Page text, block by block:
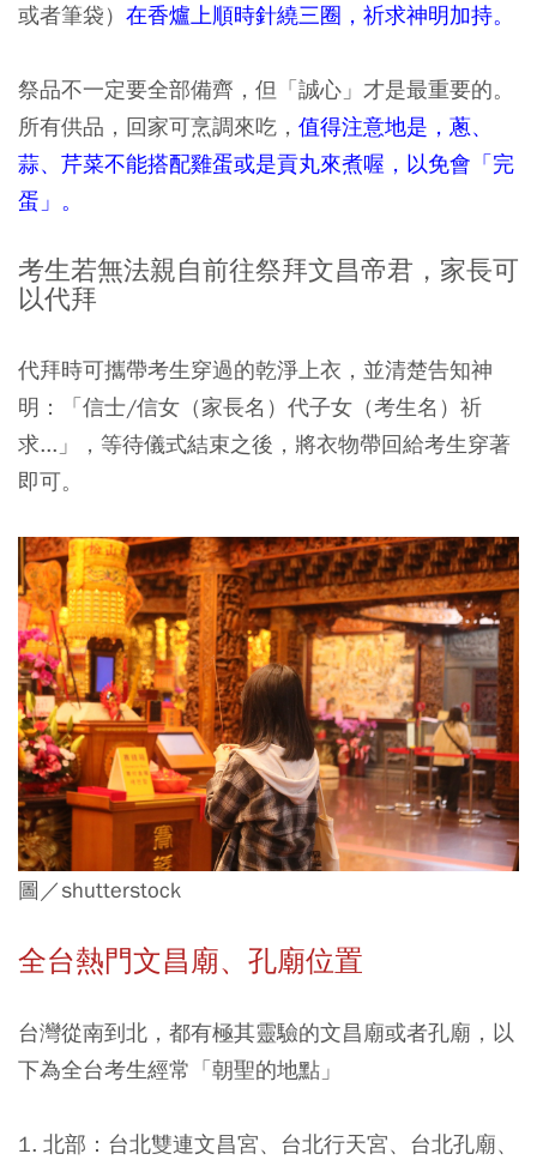
或者筆袋） 在香爐上順時針繞三圈，祈求神明加持。
祭品不一定要全部備齊，但「誠心」才是最重要的。
所有供品，回家可烹調來吃， 值得注意地是，蔥、
蒜、芹菜不能搭配雞蛋或是貢丸來煮喔，以免會「完
蛋」。
考生若無法親自前往祭拜文昌帝君，家長可
以代拜
代拜時可攜帶考生穿過的乾淨上衣，並清楚告知神
明：「信士/信女（家長名）代子女（考生名）祈
求...」，等待儀式結束之後，將衣物帶回給考生穿著
即可。
圖／shutterstock
全台熱門文昌廟、孔廟位置
台灣從南到北，都有極其靈驗的文昌廟或者孔廟，以
下為全台考生經常「朝聖的地點」
1. 北部：台北雙連文昌宮、台北行天宮、台北孔廟、